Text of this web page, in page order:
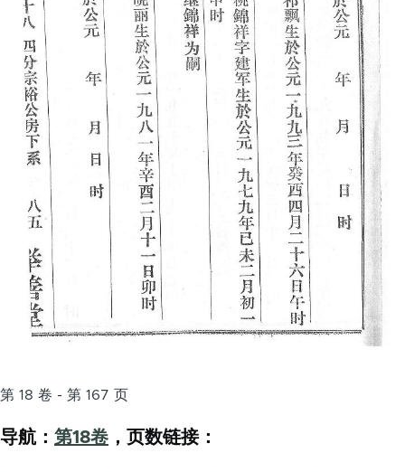
第 18 卷 - 第 167 页
导航： 第18卷 ，页数链接：